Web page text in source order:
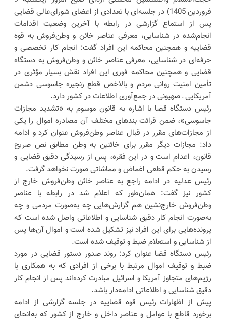
فروردین 1405) در جلسه‌ای با تعدادی از اعضای شورای‌عالی قضایی
پس از استماع گزارشی در رابطه با آخرین وضعیت اقدامات
انجام‌شده در شناسایی، معرفی عناصر خائن و وطن‌فروش به قوه
قضاییه و همچنین محاکمه این افراد گفت: انجام کار تخصصی و
حرفه‌ای در شناسایی، معرفی عناصر خائن و وطن‌فروش به دستگاه
قضایی و همچنین محاکمه فوری این افراد نقش بسیار مؤثری در
تأمین امنیت روانی مردم و بالاخص قطع زنجیره جاسوسی دشمن
آمریکایی ـ صهیونی در جمع‌آوری اطلاعات در کشور دارد.
رئیس دستگاه قضا با اشاره به قانون موسوم به «تشدید مجازات
جاسوسی»، ضمن قرائت بندهای مختلف آن مصادره اموال را یکی
از مجازات‌های مقرر در قبال عناصر وطن‌فروش عنوان کرد و ادامه
داد: مجازات دیگر مقرر برای خائنین به وطن مطابق نص صریح
قانون، اعدام است و در این فقره، پس از رسیدگی دقیق قضایی و
رسیدن به حکم قطعی اغماض و مماشاتی صورت نخواهد گرفت.
رئیس عدلیه در ادامه راجع به عناصر خائن وطن‌فروش خارج از
کشور نیز گفت: همان‌طور که اعلام شد در رابطه با عناصر
وطن‌فروش خارج‌نشین هم گزارش‌هایی چه به‌صورت مردمی و چه
به‌صورت انجام کار دقیق شناسایی و اطلاعاتی واصل شده است که
پرونده‌هایی برای این افراد نیز تشکیل شده است و اموال آن‌ها پس
از شناسایی و استعلام ضبط و توقیف شده است.
رئیس دستگاه قضا عنوان کرد: روند صدور دستور قضایی در مورد
ضبط و توقیف اموال مرتبط با برخی از افرادی که به همکاری با
رژیم‌های متجاوز آمریکا و اسرائیل مبادرت کرده‌اند پس از انجام کار
دقیق شناسایی و اطلاعاتی ادامه‌دار باشد.
پیش از اظهارات رئیس قوه قضاییه در جلسه گزارشی از ادامه
برخورد قاطع با عوامل و عناصر داخل و خارج از کشور که به‌انحای